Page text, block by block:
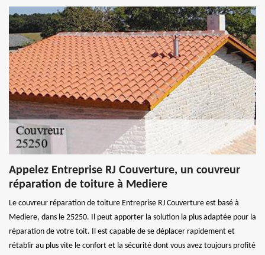
Appelez Entreprise RJ Couverture, un couvreur
réparation de toiture à Mediere
Le couvreur réparation de toiture Entreprise RJ Couverture est basé à
Mediere, dans le 25250. Il peut apporter la solution la plus adaptée pour la
réparation de votre toit. Il est capable de se déplacer rapidement et
rétablir au plus vite le confort et la sécurité dont vous avez toujours profité